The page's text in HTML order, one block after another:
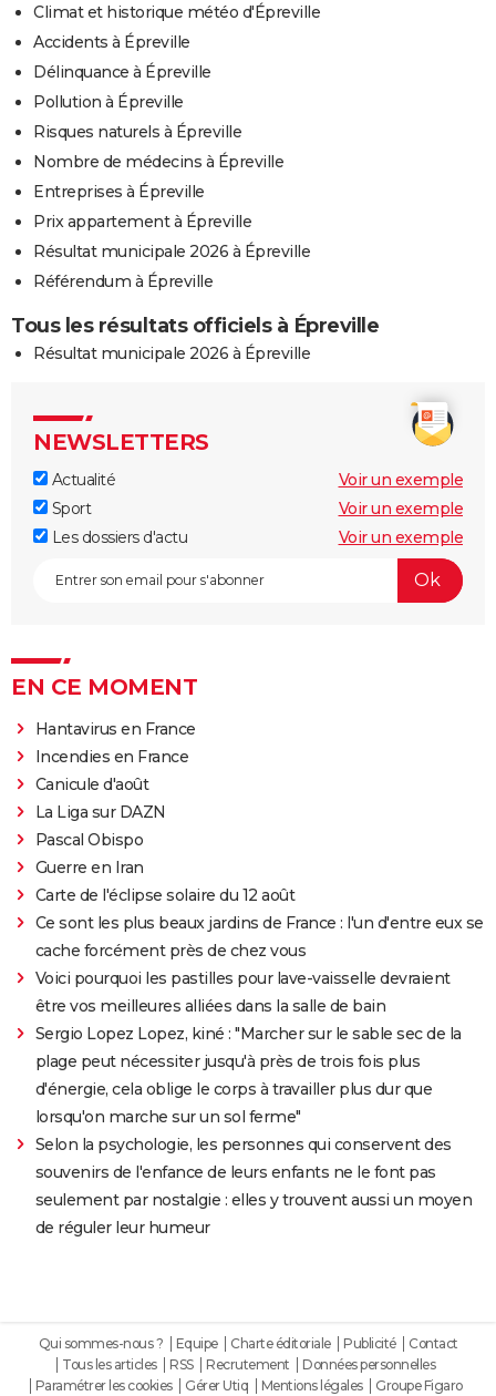
Climat et historique météo d'Épreville
Accidents à Épreville
Délinquance à Épreville
Pollution à Épreville
Risques naturels à Épreville
Nombre de médecins à Épreville
Entreprises à Épreville
Prix appartement à Épreville
Résultat municipale 2026 à Épreville
Référendum à Épreville
Tous les résultats officiels à Épreville
Résultat municipale 2026 à Épreville
NEWSLETTERS
Actualité
Voir un exemple
Sport
Voir un exemple
Les dossiers d'actu
Voir un exemple
EN CE MOMENT
Hantavirus en France
Incendies en France
Canicule d'août
La Liga sur DAZN
Pascal Obispo
Guerre en Iran
Carte de l'éclipse solaire du 12 août
Ce sont les plus beaux jardins de France : l'un d'entre eux se
cache forcément près de chez vous
Voici pourquoi les pastilles pour lave-vaisselle devraient
être vos meilleures alliées dans la salle de bain
Sergio Lopez Lopez, kiné : "Marcher sur le sable sec de la
plage peut nécessiter jusqu'à près de trois fois plus
d'énergie, cela oblige le corps à travailler plus dur que
lorsqu'on marche sur un sol ferme"
Selon la psychologie, les personnes qui conservent des
souvenirs de l'enfance de leurs enfants ne le font pas
seulement par nostalgie : elles y trouvent aussi un moyen
de réguler leur humeur
Qui sommes-nous ? Equipe Charte éditoriale Publicité
Contact
Tous les articles
RSS Recrutement
Données personnelles
Paramétrer les cookies
Gérer Utiq Mentions légales Groupe Figaro